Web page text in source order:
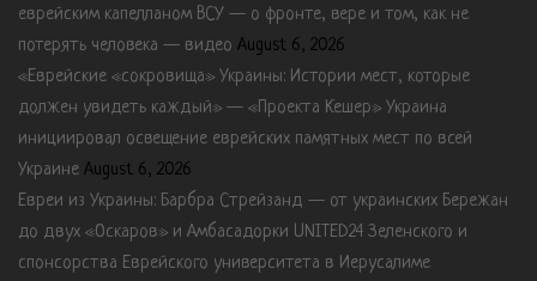
еврейским капелланом ВСУ — о фронте, вере и том, как не
потерять человека — видео August 6, 2026
«Еврейские «сокровища» Украины: Истории мест, которые
должен увидеть каждый» — «Проекта Кешер» Украина
инициировал освещение еврейских памятных мест по всей
Украине August 6, 2026
Евреи из Украины: Барбра Стрейзанд — от украинских Бережан
до двух «Оскаров» и Амбасадорки UNITED24 Зеленского и
спонсорства Еврейского университета в Иерусалиме